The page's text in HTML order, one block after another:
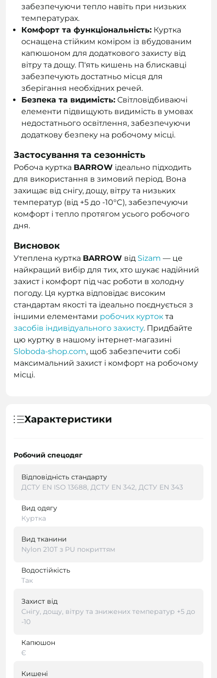
забезпечуючи тепло навіть при низьких
температурах.
Комфорт та функціональність: Куртка
оснащена стійким коміром із вбудованим
капюшоном для додаткового захисту від
вітру та дощу. П'ять кишень на блискавці
забезпечують достатньо місця для
зберігання необхідних речей.
Безпека та видимість: Світловідбиваючі
елементи підвищують видимість в умовах
недостатнього освітлення, забезпечуючи
додаткову безпеку на робочому місці.
Застосування та сезонність
Робоча куртка BARROW ідеально підходить
для використання в зимовий період. Вона
захищає від снігу, дощу, вітру та низьких
температур (від +5 до -10°C), забезпечуючи
комфорт і тепло протягом усього робочого
дня.
Висновок
Утеплена куртка BARROW від Sizam — це
найкращий вибір для тих, хто шукає надійний
захист і комфорт під час роботи в холодну
погоду. Ця куртка відповідає високим
стандартам якості та ідеально поєднується з
іншими елементами робочих курток та
засобів індивідуального захисту. Придбайте
цю куртку в нашому інтернет-магазині
Sloboda-shop.com, щоб забезпечити собі
максимальний захист і комфорт на робочому
місці.
Характеристики
Робочий спецодяг
Відповідність стандарту
ДСТУ EN ISO 13688, ДСТУ EN 342, ДСТУ EN 343
Вид одягу
Куртка
Вид тканини
Nylon 210T з PU покриттям
Водостійкість
Так
Захист від
Снігу, дощу, вітру та знижених температур +5 до
-10
Капюшон
Є
Кишені